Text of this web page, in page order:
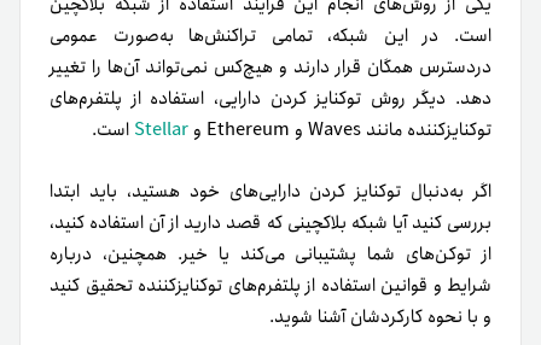
است. در این شبکه، تمامی تراکنش‌ها به‌صورت عمومی
در‌دسترس همگان قرار دارند و هیچ‌کس نمی‌تواند آن‌ها را تغییر
دهد. دیگر روش توکنایز کردن دارایی، استفاده از پلتفرم‌های
توکنایز‌کننده مانند Waves و Ethereum و
Stellar است.
اگر به‌دنبال توکنایز کردن دارایی‌های خود هستید، باید ابتدا
بررسی کنید آیا شبکه بلاکچینی که قصد دارید از آن استفاده کنید،
از توکن‌های شما پشتیبانی می‌کند یا خیر. همچنین، درباره
شرایط و قوانین استفاده از پلتفرم‌های توکنایز‌کننده تحقیق کنید
و با نحوه کارکردشان آشنا شوید.